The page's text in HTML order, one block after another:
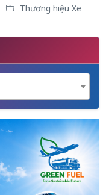
Thương hiệu Xe